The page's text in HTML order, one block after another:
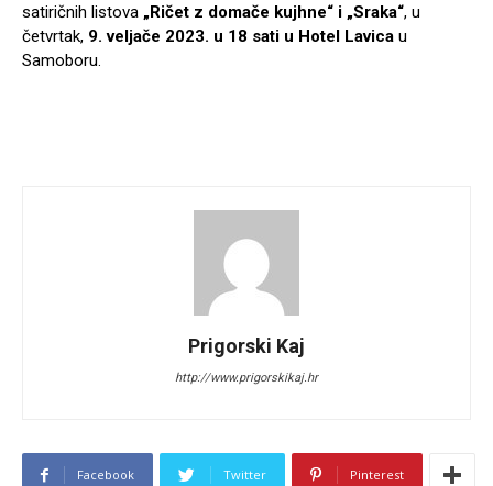
satiričnih listova „Ričet z domače kujhne“ i „Sraka“, u
četvrtak, 9. veljače 2023. u 18 sati u Hotel Lavica u
Samoboru.
Prigorski Kaj
http://www.prigorskikaj.hr
Facebook Twitter Pinterest